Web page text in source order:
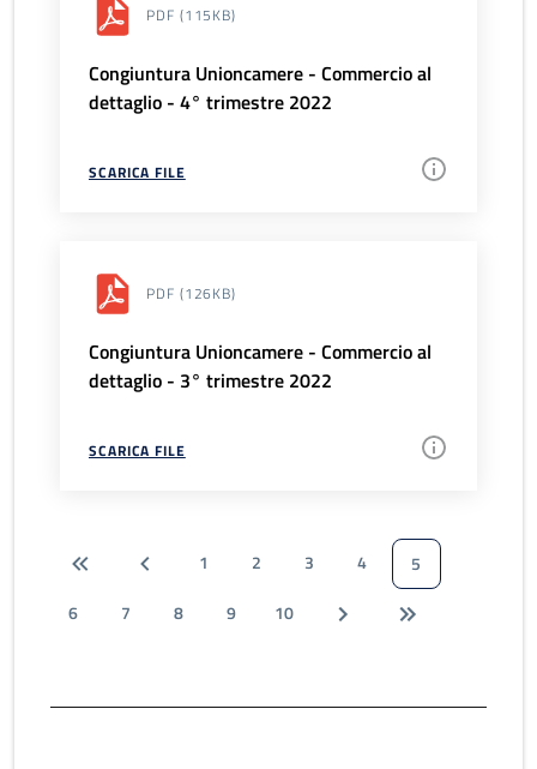
PDF (115KB)
Congiuntura Unioncamere - Commercio al
dettaglio - 4° trimestre 2022
SCARICA FILE
PDF (126KB)
Congiuntura Unioncamere - Commercio al
dettaglio - 3° trimestre 2022
SCARICA FILE
1 2 3 4
5
6
7 8 9 10